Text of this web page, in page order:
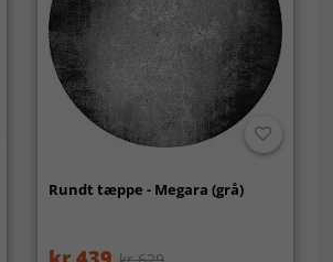
Rundt tæppe - Megara (grå)